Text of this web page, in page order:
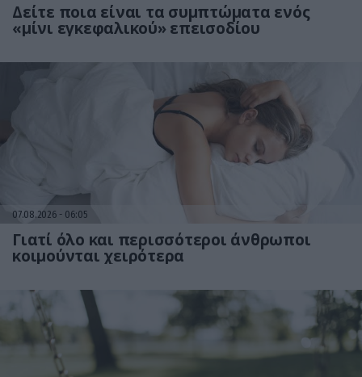
Δείτε ποια είναι τα συμπτώματα ενός
«μίνι εγκεφαλικού» επεισοδίου
07.08.2026 06:05
Γιατί όλο και περισσότεροι άνθρωποι
κοιμούνται χειρότερα